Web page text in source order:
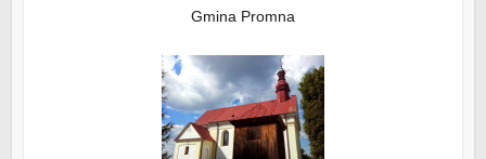
Gmina Promna